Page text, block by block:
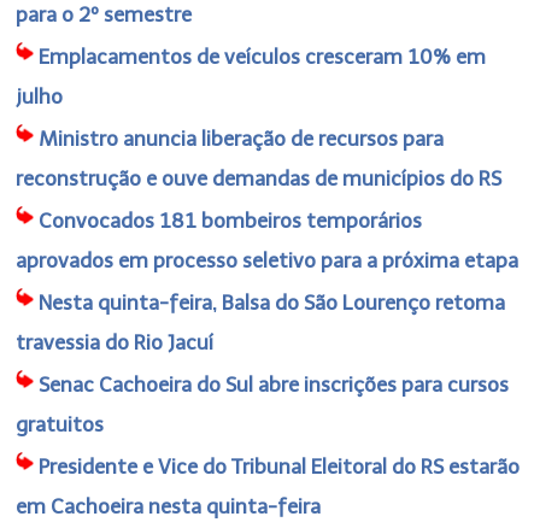
para o 2º semestre
Emplacamentos de veículos cresceram 10% em
julho
Ministro anuncia liberação de recursos para
reconstrução e ouve demandas de municípios do RS
Convocados 181 bombeiros temporários
aprovados em processo seletivo para a próxima etapa
Nesta quinta-feira, Balsa do São Lourenço retoma
travessia do Rio Jacuí
Senac Cachoeira do Sul abre inscrições para cursos
gratuitos
Presidente e Vice do Tribunal Eleitoral do RS estarão
em Cachoeira nesta quinta-feira